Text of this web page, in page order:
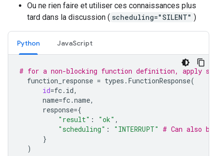
Ou ne rien faire et utiliser ces connaissances plus
tard dans la discussion ( scheduling="SILENT" )
Python JavaScript
# for a non-blocking function definition, apply
function_response = types . FunctionResponse(
id=fc. id,
name=fc.name,
response={
"result" : "ok" ,
"scheduling" : "INTERRUPT" # Can also be
}
)